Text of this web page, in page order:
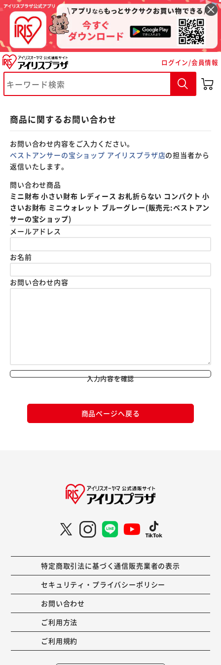
ログイン/会員情報
商品に関するお問い合わせ
お問い合わせ内容をご入力ください。
ベストアンサーの宝ショップ アイリスプラザ店の担当者から
返信いたします。
問い合わせ商品
ミニ財布 小さい財布 レディース お札折らない コンパクト 小
さいお財布 ミニウォレット ブルーグレー(販売元:ベストアン
サーの宝ショップ)
メールアドレス
お名前
お問い合わせ内容
入力内容を確認
商品ページへ戻る
特定商取引法に基づく通信販売業者の表示
セキュリティ・プライバシーポリシー
お問い合わせ
ご利用方法
ご利用規約
※ご確認ください
カートに入れる